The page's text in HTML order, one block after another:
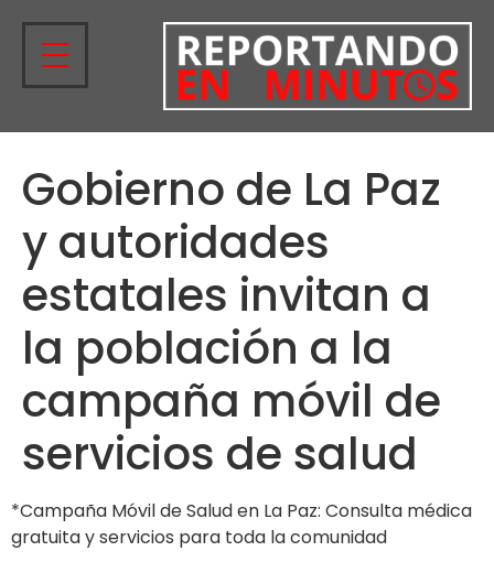
Gobierno de La Paz
y autoridades
estatales invitan a
la población a la
campaña móvil de
servicios de salud
*Campaña Móvil de Salud en La Paz: Consulta médica
gratuita y servicios para toda la comunidad